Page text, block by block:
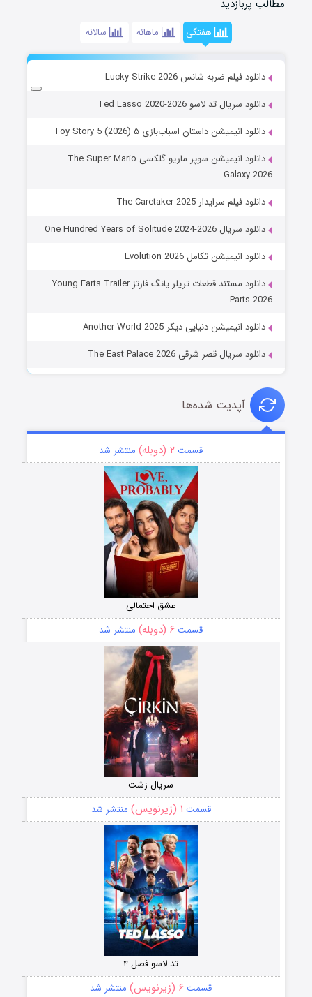
مطالب پربازدید
هفتگی ماهانه سالانه
دانلود فیلم ضربه شانس Lucky Strike 2026
دانلود سریال تد لاسو Ted Lasso 2020-2026
دانلود انیمیشن داستان اسباب‌بازی ۵ Toy Story 5 (2026)
دانلود انیمیشن سوپر ماریو گلکسی The Super Mario
Galaxy 2026
دانلود فیلم سرایدار The Caretaker 2025
دانلود سریال One Hundred Years of Solitude 2024-2026
دانلود انیمیشن تکامل Evolution 2026
دانلود مستند قطعات تریلر یانگ فارتز Young Farts Trailer
Parts 2026
دانلود انیمیشن دنیایی دیگر Another World 2025
دانلود سریال قصر شرقی The East Palace 2026
آپدیت شده‌ها
قسمت ۲ (دوبله) منتشر شد
عشق احتمالی
قسمت ۶ (دوبله) منتشر شد
سریال زشت
قسمت ۱ (زیرنویس) منتشر شد
تد لاسو فصل ۴
قسمت ۶ (زیرنویس) منتشر شد